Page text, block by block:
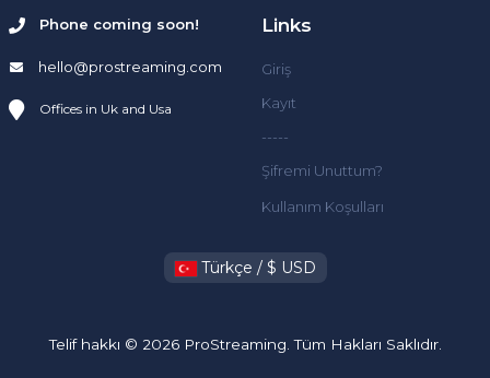
Phone coming soon!
hello@prostreaming.com
Offices in Uk and Usa
Links
Giriş
Kayıt
-----
Şifremi Unuttum?
Kullanım Koşulları
Türkçe / $ USD
Telif hakkı © 2026 ProStreaming. Tüm Hakları Saklıdır.